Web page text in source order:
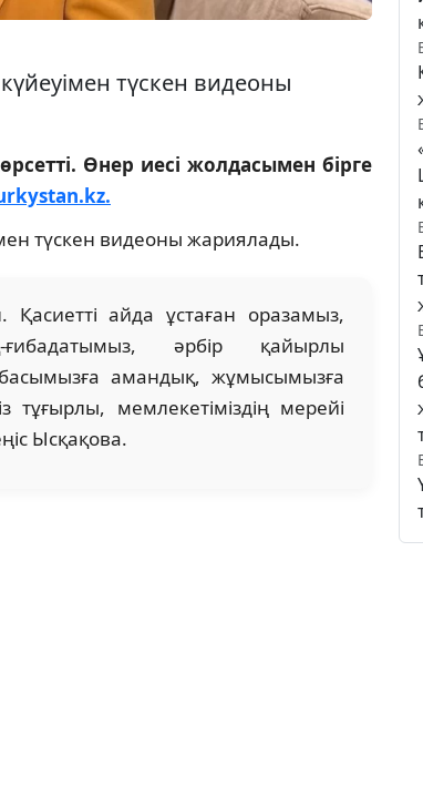
түскен видеоны
Өнер иесі жолдасымен бірге
түскен видеоны жариялады.
айда ұстаған оразамыз,
ғибадатымыз, әрбір қайырлы
амандық, жұмысымызға
тұғырлы, мемлекетіміздің мерейі
Ысқақова.